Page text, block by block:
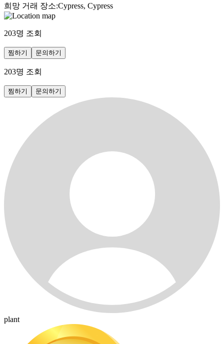
희망 거래 장소:Cypress, Cypress
203명 조회
찜하기 문의하기
203명 조회
찜하기 문의하기
plant